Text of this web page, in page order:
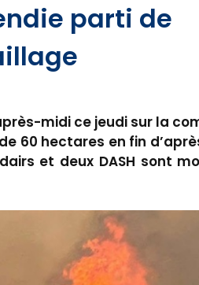
parti de
midi ce jeudi sur la
60 hectares en fin
et deux DASH sont